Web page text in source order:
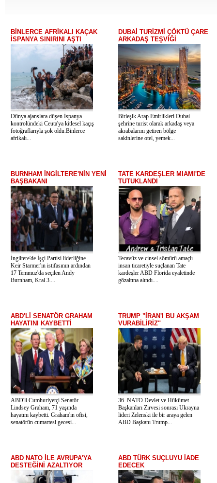
BİNLERCE AFRİKALI KAÇAK
İSPANYA SINIRINI AŞTI
Dünya ajanslara düşen İspanya
kontrolündeki Ceuta'ya kitlesel kaçış
fotoğraflarıyla şok oldu.Binlerce
afrikalı...
DUBAİ TURİZMİ ÇÖKTÜ ÇARE
ARKADAŞ TEŞVİĞİ
Birleşik Arap Emirlikleri Dubai
şehrine turist olarak arkadaş veya
akrabalarını getiren bölge
sakinlerine otel, yemek...
BURNHAM İNGİLTERE'NİN YENİ
BAŞBAKANI
İngiltere'de İşçi Partisi liderliğine
Keir Starmer'ın istifasının ardından
17 Temmuz'da seçilen Andy
Burnham, Kral 3....
TATE KARDEŞLER MIAMI'DE
TUTUKLANDI
Tecavüz ve cinsel sömürü amaçlı
insan ticaretiyle suçlanan Tate
kardeşler ABD Florida eyaletinde
gözaltına alındı....
ABD'Lİ SENATÖR GRAHAM
HAYATINI KAYBETTİ
ABD'li Cumhuriyetçi Senatör
Lindsey Graham, 71 yaşında
hayatını kaybetti. Graham'ın ofisi,
senatörün cumartesi gecesi...
TRUMP "İRAN'I BU AKŞAM
VURABİLİRİZ"
36. NATO Devlet ve Hükümet
Başkanları Zirvesi sonrası Ukrayna
lideri Zelenski ile bir araya gelen
ABD Başkanı Trump...
ABD NATO İLE AVRUPA'YA
DESTEĞİNİ AZALTIYOR
ABD TÜRK SUÇLUYU İADE
EDECEK